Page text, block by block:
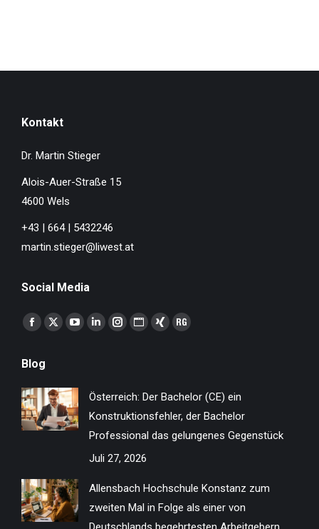
Kontakt
Dr. Martin Stieger
Alois-Auer-Straße 15
4600 Wels
+43 | 664 | 5432246
martin.stieger@liwest.at
Social Media
Finden Sie uns auf:
Facebook
opens
in
new
window
X
in
new
window
YouTube
in
new
window
Linkedin
new
window
Instagram
new
window
Website
new
window
XING
new
window
ResearchGate
new
window
Blog
Österreich: Der Bachelor (CE) ein
Konstruktionsfehler, der Bachelor
Professional das gelungenes Gegenstück
Juli 27, 2026
Allensbach Hochschule Konstanz zum
zweiten Mal in Folge als einer von